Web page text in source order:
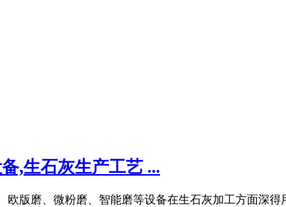
,生石灰生产工艺 ...
版磨、微粉磨、智能磨等设备在生石灰加工方面深